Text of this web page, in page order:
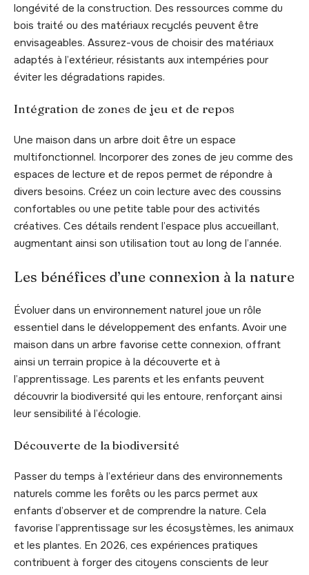
longévité de la construction. Des ressources comme du
bois traité ou des matériaux recyclés peuvent être
envisageables. Assurez-vous de choisir des matériaux
adaptés à l’extérieur, résistants aux intempéries pour
éviter les dégradations rapides.
Intégration de zones de jeu et de repos
Une maison dans un arbre doit être un espace
multifonctionnel. Incorporer des zones de jeu comme des
espaces de lecture et de repos permet de répondre à
divers besoins. Créez un coin lecture avec des coussins
confortables ou une petite table pour des activités
créatives. Ces détails rendent l’espace plus accueillant,
augmentant ainsi son utilisation tout au long de l’année.
Les bénéfices d’une connexion à la nature
Évoluer dans un environnement naturel joue un rôle
essentiel dans le développement des enfants. Avoir une
maison dans un arbre favorise cette connexion, offrant
ainsi un terrain propice à la découverte et à
l’apprentissage. Les parents et les enfants peuvent
découvrir la biodiversité qui les entoure, renforçant ainsi
leur sensibilité à l’écologie.
Découverte de la biodiversité
Passer du temps à l’extérieur dans des environnements
naturels comme les forêts ou les parcs permet aux
enfants d’observer et de comprendre la nature. Cela
favorise l’apprentissage sur les écosystèmes, les animaux
et les plantes. En 2026, ces expériences pratiques
contribuent à forger des citoyens conscients de leur